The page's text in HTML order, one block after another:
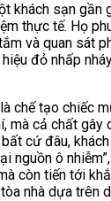
khách sạn gần
thực tế. Họ
và quan sát
đỏ nhấp
chế tạo chiếc
mà cả chất gây
cứ đâu,
nguồn ô
còn tiến tới
nhà dựa trên